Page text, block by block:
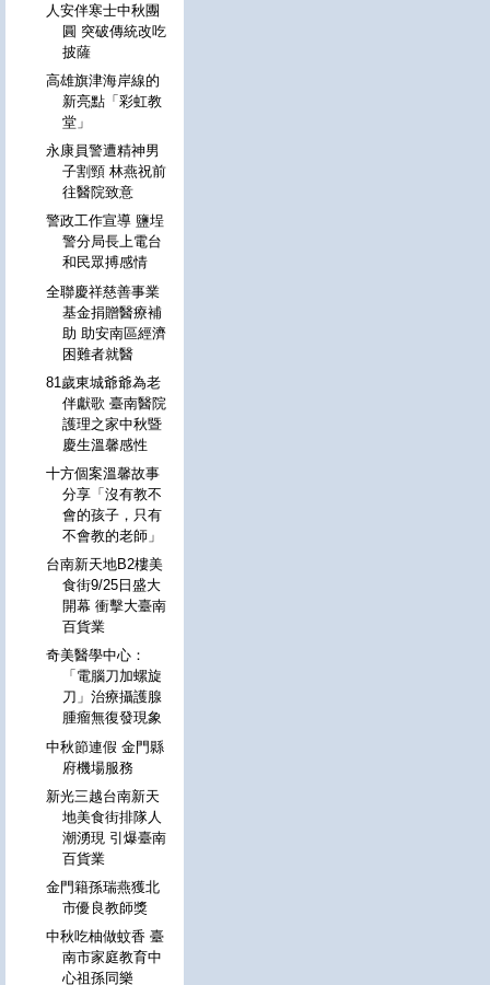
人安伴寒士中秋團
圓 突破傳統改吃
披薩
高雄旗津海岸線的
新亮點「彩虹教
堂」
永康員警遭精神男
子割頸 林燕祝前
往醫院致意
警政工作宣導 鹽埕
警分局長上電台
和民眾搏感情
全聯慶祥慈善事業
基金捐贈醫療補
助 助安南區經濟
困難者就醫
81歲東城爺爺為老
伴獻歌 臺南醫院
護理之家中秋暨
慶生溫馨感性
十方個案溫馨故事
分享「沒有教不
會的孩子，只有
不會教的老師」
台南新天地B2樓美
食街9/25日盛大
開幕 衝擊大臺南
百貨業
奇美醫學中心：
「電腦刀加螺旋
刀」治療攝護腺
腫瘤無復發現象
中秋節連假 金門縣
府機場服務
新光三越台南新天
地美食街排隊人
潮湧現 引爆臺南
百貨業
金門籍孫瑞燕獲北
市優良教師獎
中秋吃柚做蚊香 臺
南市家庭教育中
心祖孫同樂